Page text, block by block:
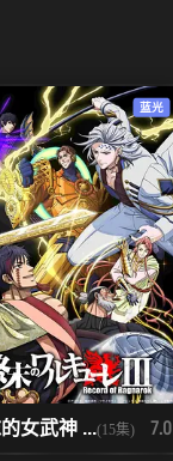
蓝光
女武神 ...(15集) 7.0